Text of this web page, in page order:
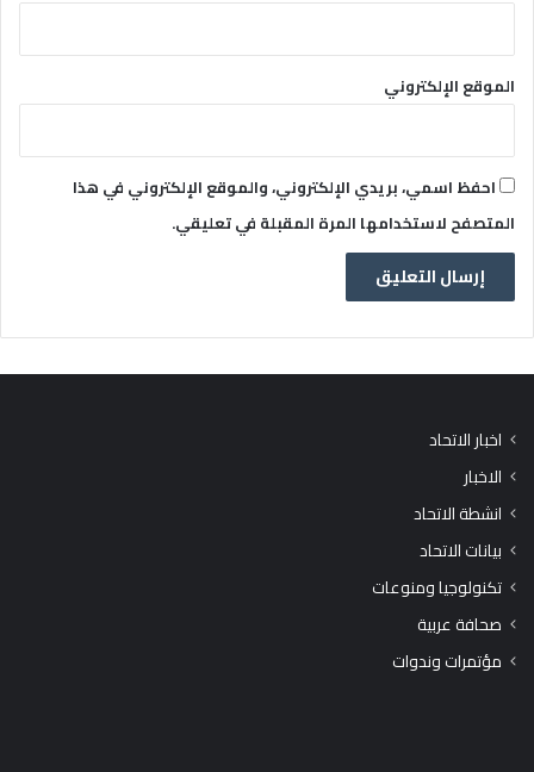
الموقع الإلكتروني
احفظ اسمي، بريدي الإلكتروني، والموقع الإلكتروني في هذا
المتصفح لاستخدامها المرة المقبلة في تعليقي.
اخبار الاتحاد
الاخبار
انشطة الاتحاد
بيانات الاتحاد
تكنولوجيا ومنوعات
صحافة عربية
مؤتمرات وندوات